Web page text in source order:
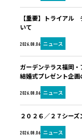
2026.08.06 ニュース
【重要】トライアル
いて
2026.08.06 ニュース
ガーデンテラス福岡
結婚式プレゼント企画
2026.08.06 ニュース
２０２６／２７シー